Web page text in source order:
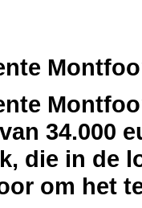
34.000
die in de
om het